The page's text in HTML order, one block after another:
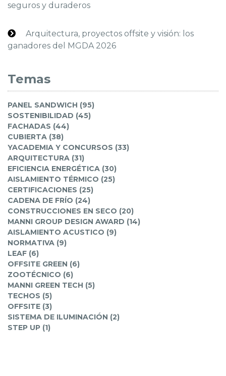
seguros y duraderos
Arquitectura, proyectos offsite y visión: los
ganadores del MGDA 2026
Temas
PANEL SANDWICH (95)
SOSTENIBILIDAD (45)
FACHADAS (44)
CUBIERTA (38)
YACADEMIA Y CONCURSOS (33)
ARQUITECTURA (31)
EFICIENCIA ENERGÉTICA (30)
AISLAMIENTO TÉRMICO (25)
CERTIFICACIONES (25)
CADENA DE FRÍO (24)
CONSTRUCCIONES EN SECO (20)
MANNI GROUP DESIGN AWARD (14)
AISLAMIENTO ACUSTICO (9)
NORMATIVA (9)
LEAF (6)
OFFSITE GREEN (6)
ZOOTÉCNICO (6)
MANNI GREEN TECH (5)
TECHOS (5)
OFFSITE (3)
SISTEMA DE ILUMINACIÓN (2)
STEP UP (1)